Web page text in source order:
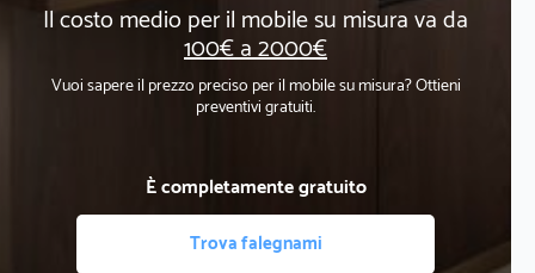
Il costo medio per il mobile su misura va da
100€ a 2000€
Vuoi sapere il prezzo preciso per il mobile su misura? Ottieni
preventivi gratuiti.
È completamente gratuito
Trova falegnami